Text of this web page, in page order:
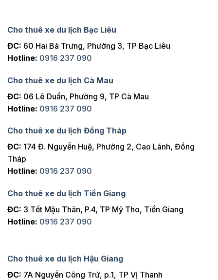
Cho thuê xe du lịch Bạc Liêu
ĐC: 60 Hai Bà Trưng, Phường 3, TP Bạc Liêu
Hotline: 0916 237 090
Cho thuê xe du lịch Cà Mau
ĐC: 06 Lê Duẩn, Phường 9, TP Cà Mau
Hotline: 0916 237 090
Cho thuê xe du lịch Đồng Tháp
ĐC: 174 Đ. Nguyễn Huệ, Phường 2, Cao Lãnh, Đồng
Tháp
Hotline: 0916 237 090
Cho thuê xe du lịch Tiền Giang
ĐC: 3 Tết Mậu Thân, P.4, TP Mỹ Tho, Tiền Giang
Hotline: 0916 237 090
Cho thuê xe du lịch Hậu Giang
ĐC: 7A Nguyễn Công Trứ, p.1, TP Vị Thanh